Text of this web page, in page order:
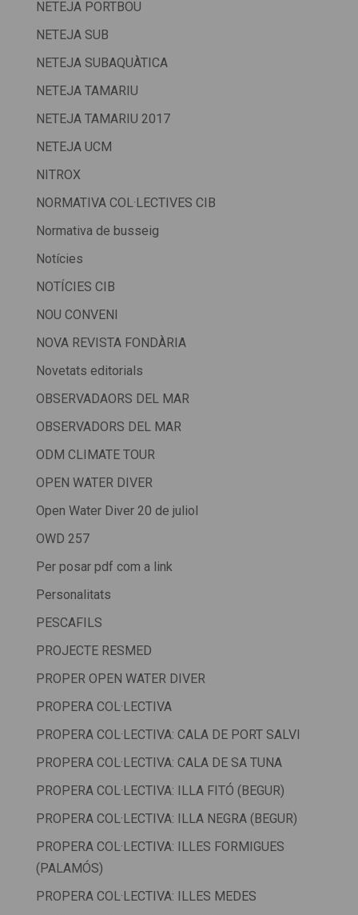
NETEJA PORTBOU
NETEJA SUB
NETEJA SUBAQUÀTICA
NETEJA TAMARIU
NETEJA TAMARIU 2017
NETEJA UCM
NITROX
NORMATIVA COL·LECTIVES CIB
Normativa de busseig
Notícies
NOTÍCIES CIB
NOU CONVENI
NOVA REVISTA FONDÀRIA
Novetats editorials
OBSERVADAORS DEL MAR
OBSERVADORS DEL MAR
ODM CLIMATE TOUR
OPEN WATER DIVER
Open Water Diver 20 de juliol
OWD 257
Per posar pdf com a link
Personalitats
PESCAFILS
PROJECTE RESMED
PROPER OPEN WATER DIVER
PROPERA COL·LECTIVA
PROPERA COL·LECTIVA: CALA DE PORT SALVI
PROPERA COL·LECTIVA: CALA DE SA TUNA
PROPERA COL·LECTIVA: ILLA FITÓ (BEGUR)
PROPERA COL·LECTIVA: ILLA NEGRA (BEGUR)
PROPERA COL·LECTIVA: ILLES FORMIGUES
(PALAMÓS)
PROPERA COL·LECTIVA: ILLES MEDES